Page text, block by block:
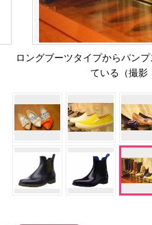
ロングブーツタイプからパン
ている（撮影